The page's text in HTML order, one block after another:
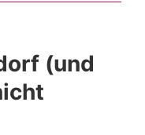
(und